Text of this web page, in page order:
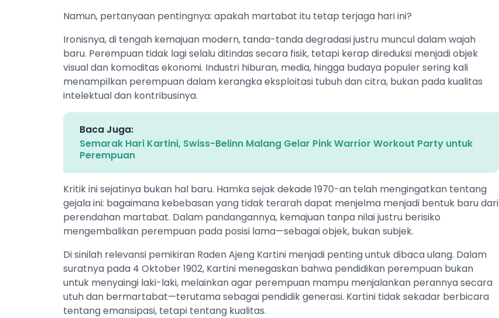
Namun, pertanyaan pentingnya: apakah martabat itu tetap terjaga hari ini?
Ironisnya, di tengah kemajuan modern, tanda-tanda degradasi justru muncul dalam wajah
baru. Perempuan tidak lagi selalu ditindas secara fisik, tetapi kerap direduksi menjadi objek
visual dan komoditas ekonomi. Industri hiburan, media, hingga budaya populer sering kali
menampilkan perempuan dalam kerangka eksploitasi tubuh dan citra, bukan pada kualitas
intelektual dan kontribusinya.
Baca Juga:
Semarak Hari Kartini, Swiss-Belinn Malang Gelar Pink Warrior Workout Party untuk
Perempuan
Kritik ini sejatinya bukan hal baru. Hamka sejak dekade 1970-an telah mengingatkan tentang
gejala ini: bagaimana kebebasan yang tidak terarah dapat menjelma menjadi bentuk baru dari
perendahan martabat. Dalam pandangannya, kemajuan tanpa nilai justru berisiko
mengembalikan perempuan pada posisi lama—sebagai objek, bukan subjek.
Di sinilah relevansi pemikiran Raden Ajeng Kartini menjadi penting untuk dibaca ulang. Dalam
suratnya pada 4 Oktober 1902, Kartini menegaskan bahwa pendidikan perempuan bukan
untuk menyaingi laki-laki, melainkan agar perempuan mampu menjalankan perannya secara
utuh dan bermartabat—terutama sebagai pendidik generasi. Kartini tidak sekadar berbicara
tentang emansipasi, tetapi tentang kualitas.